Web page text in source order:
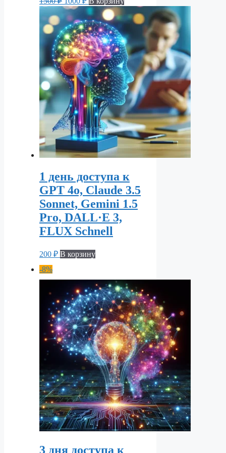
цена
составляла
1500 ₽.
цена:
1000 ₽.
1 день доступа к
GPT 4o, Claude 3.5
Sonnet, Gemini 1.5
Pro, DALL·E 3,
FLUX Schnell
200 ₽ В корзину
-8%
3 дня доступа к